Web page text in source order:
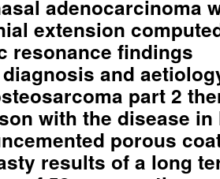
adenocarcinoma
extension
resonance findings
and
part 2
with the disease in
porous
results of a long